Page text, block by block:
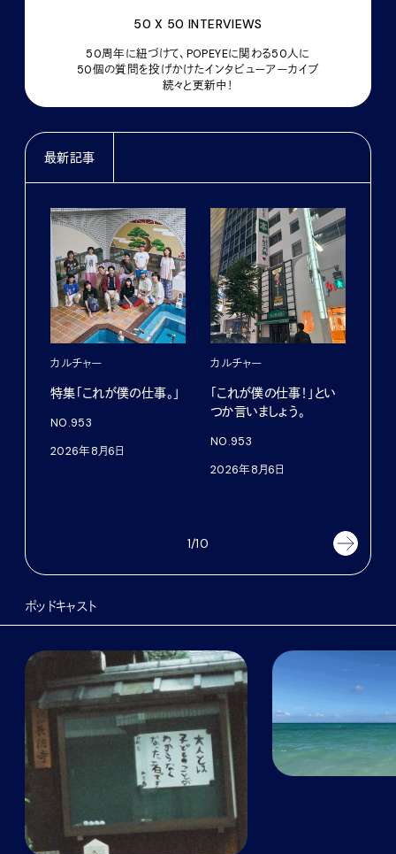
50 X 50 INTERVIEWS
50周年に紐づけて、POPEYEに関わる50人に
50個の質問を投げかけたインタビューアーカイブ
続々と更新中！
最新記事
カルチャー
特集「これが僕の仕事。」
NO.953
2026年8月6日
カルチャー
「これが僕の仕事！」とい
つか言いましょう。
NO.953
2026年8月6日
1/10
ポッドキャスト